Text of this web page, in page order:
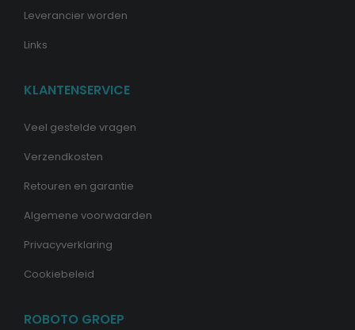
Leverancier worden
Links
KLANTENSERVICE
Veel gestelde vragen
Verzendkosten
Retouren en garantie
Algemene voorwaarden
Privacyverklaring
Cookiebeleid
ROBOTO GROEP